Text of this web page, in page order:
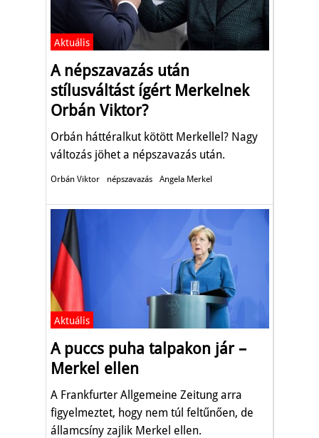
Aktuális
A népszavazás után
stílusváltást ígért Merkelnek
Orbán Viktor?
Orbán háttéralkut kötött Merkellel? Nagy
változás jöhet a népszavazás után.
Orbán Viktor népszavazás Angela Merkel
Aktuális
A puccs puha talpakon jár –
Merkel ellen
A Frankfurter Allgemeine Zeitung arra
figyelmeztet, hogy nem túl feltűnően, de
államcsíny zajlik Merkel ellen.